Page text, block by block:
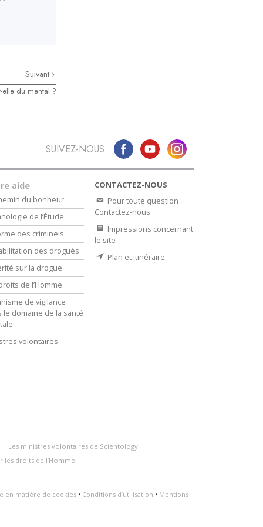
Suivant
elle du mental ?
SUIVEZ-NOUS
aide
du bonheur
de l’Étude
des criminels
des drogués
sur la drogue
de l’Homme
de vigilance
le domaine de la santé
volontaires
CONTACTEZ-NOUS
Pour toute question :
Contactez-nous
Impressions concernant
le site
Plan et itinéraire
Les ministres volontaires de Scientology
les droits de l’Homme
en matière de cookies• Conditions d’utilisation • Mentions